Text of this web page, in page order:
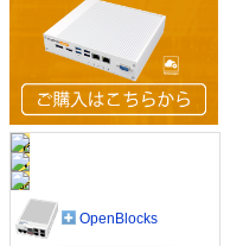
OpenBlocks